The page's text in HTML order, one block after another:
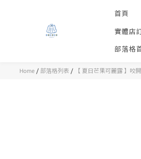
首頁
實體店
部落格
Home / 部落格列表 / 【 夏日芒果可麗露 】咬